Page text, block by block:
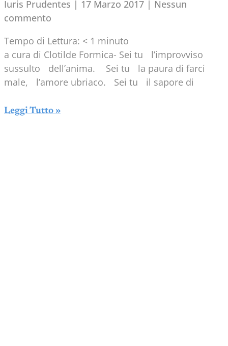
Iuris Prudentes 17 Marzo 2017
Nessun
commento
Tempo di Lettura: < 1 minuto
a cura di Clotilde Formica- Sei tu l’improvviso
sussulto dell’anima. Sei tu la paura di farci
male, l’amore ubriaco. Sei tu il sapore di
Leggi Tutto »